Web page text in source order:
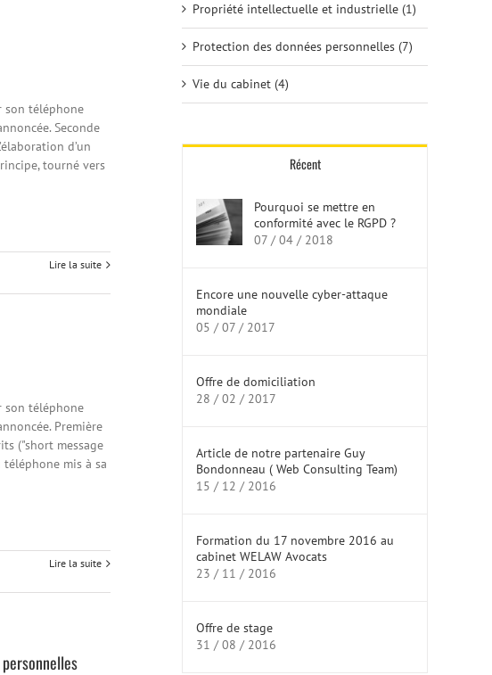
son téléphone
Seconde
d’un
tourné vers
Lire la suite
son téléphone
Première
("short message
téléphone mis à sa
Lire la suite
Propriété intellectuelle et industrielle (1)
Protection des données personnelles (7)
Vie du cabinet (4)
Récent
Pourquoi se mettre en
conformité avec le RGPD ?
07 / 04 / 2018
Encore une nouvelle cyber-attaque
mondiale
05 / 07 / 2017
Offre de domiciliation
28 / 02 / 2017
Article de notre partenaire Guy
Bondonneau ( Web Consulting Team)
15 / 12 / 2016
Formation du 17 novembre 2016 au
cabinet WELAW Avocats
23 / 11 / 2016
Offre de stage
31 / 08 / 2016